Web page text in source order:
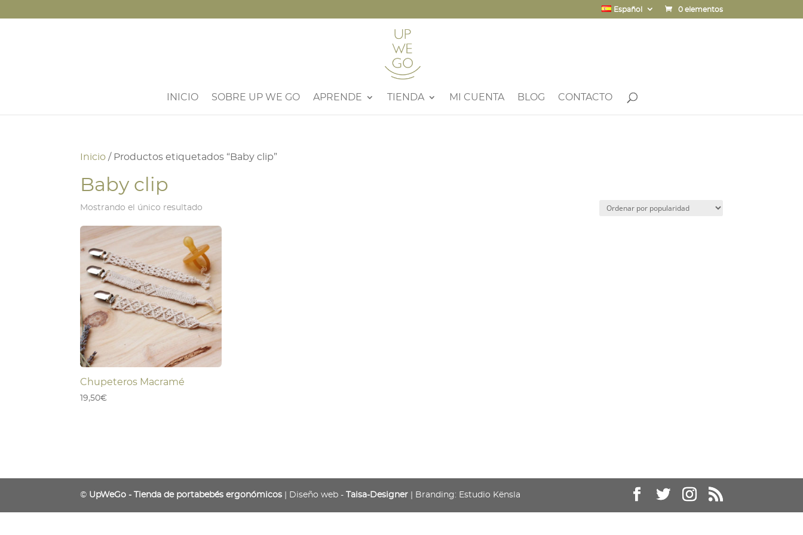
Español 0 elementos
INICIO SOBRE UP WE GO APRENDE TIENDA MI CUENTA BLOG CONTACTO
Inicio / Productos etiquetados “Baby clip”
Baby clip
Mostrando el único resultado
Chupeteros Macramé
19,50€
© UpWeGo - Tienda de portabebés ergonómicos | Diseño web - Taisa-Designer | Branding: Estudio Kënsla